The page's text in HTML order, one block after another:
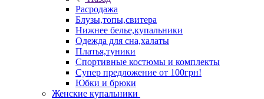
Расродажа
Блузы,топы,свитера
Нижнее белье,купальники
Одежда для сна,халаты
Платья,туники
Спортивные костюмы и комплекты
Супер предложение от 100грн!
Юбки и брюки
Женские купальники